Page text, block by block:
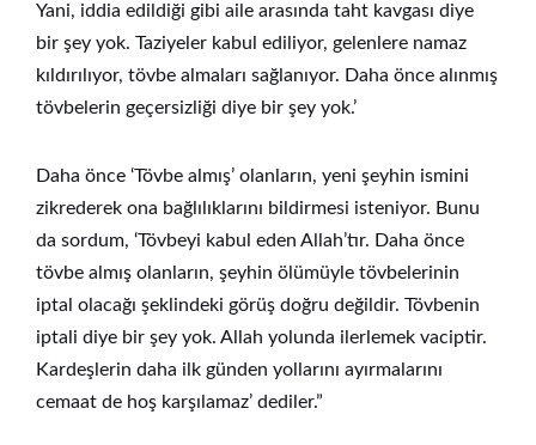
Yani, iddia edildiği gibi aile arasında taht kavgası diye
bir şey yok. Taziyeler kabul ediliyor, gelenlere namaz
kıldırılıyor, tövbe almaları sağlanıyor. Daha önce alınmış
tövbelerin geçersizliği diye bir şey yok.’
Daha önce ‘Tövbe almış’ olanların, yeni şeyhin ismini
zikrederek ona bağlılıklarını bildirmesi isteniyor. Bunu
da sordum, ‘Tövbeyi kabul eden Allah’tır. Daha önce
tövbe almış olanların, şeyhin ölümüyle tövbelerinin
iptal olacağı şeklindeki görüş doğru değildir. Tövbenin
iptali diye bir şey yok. Allah yolunda ilerlemek vaciptir.
Kardeşlerin daha ilk günden yollarını ayırmalarını
cemaat de hoş karşılamaz’ dediler.”